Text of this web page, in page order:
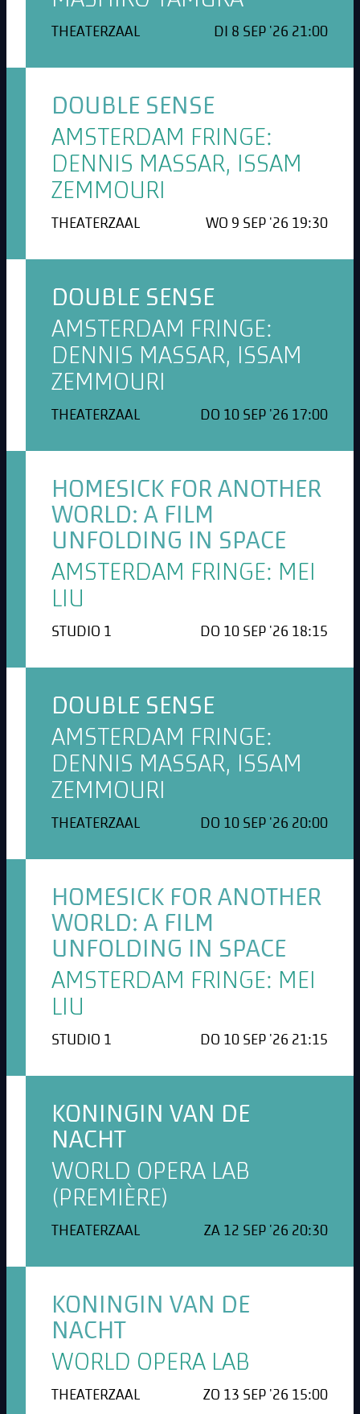
THEATERZAAL DI 8 SEP '26 21:00
DOUBLE SENSE
AMSTERDAM FRINGE:
DENNIS MASSAR, ISSAM
ZEMMOURI
THEATERZAAL WO 9 SEP '26 19:30
DOUBLE SENSE
AMSTERDAM FRINGE:
DENNIS MASSAR, ISSAM
ZEMMOURI
THEATERZAAL DO 10 SEP '26 17:00
HOMESICK FOR ANOTHER
WORLD: A FILM
UNFOLDING IN SPACE
AMSTERDAM FRINGE: MEI
LIU
STUDIO 1 DO 10 SEP '26 18:15
DOUBLE SENSE
AMSTERDAM FRINGE:
DENNIS MASSAR, ISSAM
ZEMMOURI
THEATERZAAL DO 10 SEP '26 20:00
HOMESICK FOR ANOTHER
WORLD: A FILM
UNFOLDING IN SPACE
AMSTERDAM FRINGE: MEI
LIU
STUDIO 1 DO 10 SEP '26 21:15
KONINGIN VAN DE
NACHT
WORLD OPERA LAB
(PREMIÈRE)
THEATERZAAL ZA 12 SEP '26 20:30
KONINGIN VAN DE
NACHT
WORLD OPERA LAB
THEATERZAAL ZO 13 SEP '26 15:00